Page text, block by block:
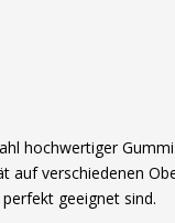
hochwertiger
auf verschiedenen
geeignet sind.